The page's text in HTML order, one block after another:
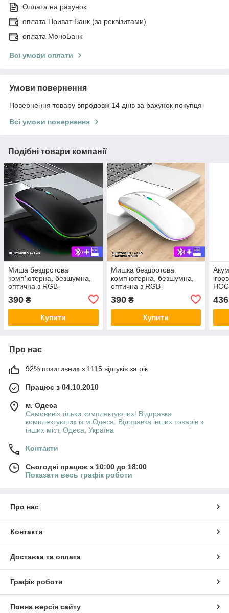
Оплата на рахунок
оплата Приват Банк (за реквізитами)
оплата МоноБанк
Всі умови оплати
Умови повернення
Повернення товару впродовж 14 днів за рахунок покупця
Всі умови повернення
Подібні товари компанії
Миша бездротова
комп'ютерна, безшумна,
оптична з RGB-
2.4G+Bluetooth DPI
800/1000/1200 чорна
390 ₴
Купити
Мишка бездротова
комп'ютерна, безшумна,
оптична з RGB-
2.4G+Bluetooth DPI
800/1000/1200 біла
390₴
Купити
436
Про нас
92% позитивних з 1115 відгуків за рік
Працює з 04.10.2010
м. Одеса
Самовивіз тільки комплектуючих! Відправка
комплектуючих із м.Одеса. Відправка інших товарів з
інших міст, Одеса, Україна
Контакти
Сьогодні працює з 10:00 до 18:00
Показати весь графік роботи
Про нас
Контакти
Доставка та оплата
Графік роботи
Повна версія сайту